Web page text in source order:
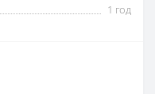
1 год